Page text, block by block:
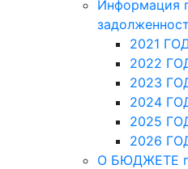
Информация
2021
2022
2023
2024
2025
2026
О БЮДЖЕТЕ